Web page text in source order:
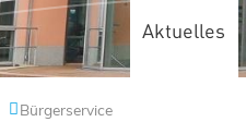
Aktuelles
Bürgerservice